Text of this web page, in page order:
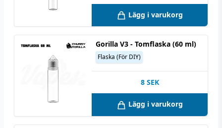
Lägg i varukorg
Gorilla V3 - Tomflaska (60 ml)
Flaska (För DIY)
8 SEK
Lägg i varukorg